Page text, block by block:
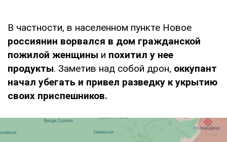
В частности, в населенном пункте Новое
россиянин ворвался в дом гражданской
пожилой женщины и похитил у нее
продукты. Заметив над собой дрон, оккупант
начал убегать и привел разведку к укрытию
своих приспешников.